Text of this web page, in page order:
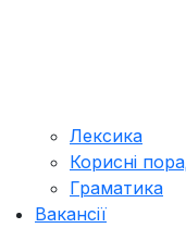
Лексика
Корисні
Граматика
Вакансії